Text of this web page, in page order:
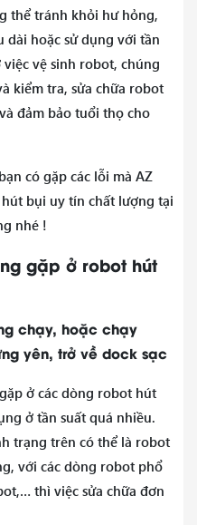
thể tránh khỏi hư hỏng,
hoặc sử dụng với tần
vệ sinh robot, chúng
kiểm tra, sửa chữa robot
đảm bảo tuổi thọ cho
có gặp các lỗi mà AZ
bụi uy tín chất lượng tại
nhé !
gặp ở robot hút
chạy, hoặc chạy
yên, trở về dock sạc
ở các dòng robot hút
ở tần suất quá nhiều.
trạng trên có thể là robot
với các dòng robot phổ
thì việc sửa chữa đơn